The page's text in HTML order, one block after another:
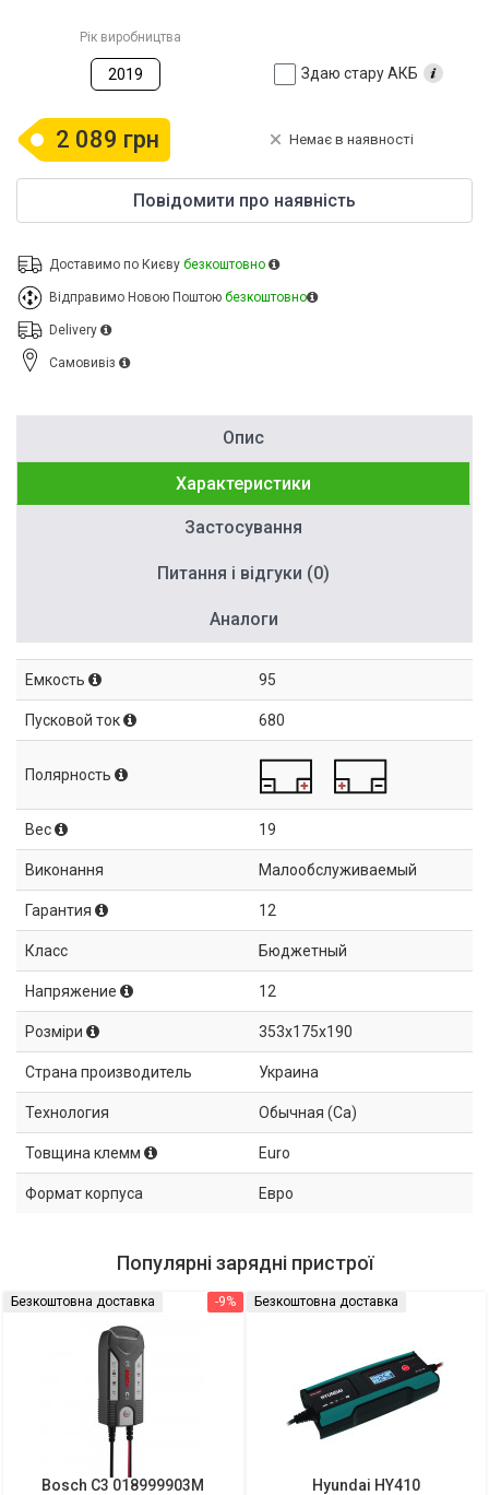
Рік виробництва
2019 Здаю стару АКБ
2 089 грн Немає в наявності
Повідомити про наявність
Доставимо по Києву безкоштовно
Відправимо Новою Поштою безкоштовно
Delivery
Cамовивіз
Опис
Характеристики
Застосування
Питання і відгуки (0)
Аналоги
Емкость 95
Пусковой ток 680
Полярность
Вес 19
Виконання Малообслуживаемый
Гарантия 12
Класс Бюджетный
Напряжение 12
Розміри 353x175x190
Страна производитель Украина
Технология Обычная (Ca)
Товщина клемм Euro
Формат корпуса Евро
Популярні зарядні пристрої
-9%
Безкоштовна доставка
Bosch C3 018999903M
Безкоштовна доставка
Hyundai HY410